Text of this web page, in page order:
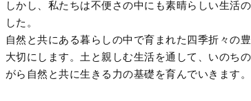
しかし、私たちは不便さの中にも素晴らしい生活
した。
自然と共にある暮らしの中で育まれた四季折々の
大切にします。土と親しむ生活を通して、いのち
がら自然と共に生きる力の基礎を育んでいきます。